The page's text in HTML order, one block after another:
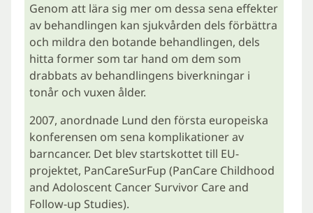
Genom att lära sig mer om dessa sena effekter
av behandlingen kan sjukvården dels förbättra
och mildra den botande behandlingen, dels
hitta former som tar hand om dem som
drabbats av behandlingens biverkningar i
tonår och vuxen ålder.
2007, anordnade Lund den första europeiska
konferensen om sena komplikationer av
barncancer. Det blev startskottet till EU-
projektet, PanCareSurFup (PanCare Childhood
and Adoloscent Cancer Survivor Care and
Follow-up Studies).